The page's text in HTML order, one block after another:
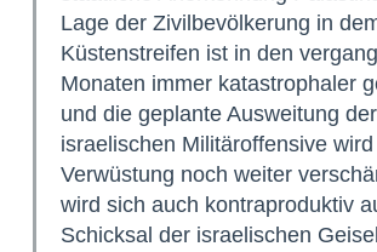
Lage der Zivilbevölkerung in
Küstenstreifen ist in den
Monaten immer katastrophaler
und die geplante Ausweitung der
israelischen Militäroffensive
Verwüstung noch weiter
wird sich auch kontraproduktiv
Schicksal der israelischen